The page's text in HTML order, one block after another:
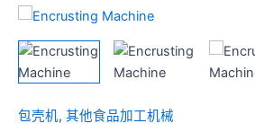
包壳机, 其他食品加工机械